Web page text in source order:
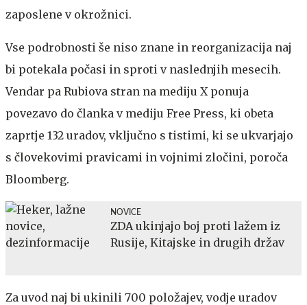
zaposlene v okrožnici.
Vse podrobnosti še niso znane in reorganizacija naj
bi potekala počasi in sproti v naslednjih mesecih.
Vendar pa Rubiova stran na mediju X ponuja
povezavo do članka v mediju Free Press, ki obeta
zaprtje 132 uradov, vključno s tistimi, ki se ukvarjajo
s človekovimi pravicami in vojnimi zločini, poroča
Bloomberg.
NOVICE
ZDA ukinjajo boj proti lažem iz
Rusije, Kitajske in drugih držav
Za uvod naj bi ukinili 700 položajev, vodje uradov